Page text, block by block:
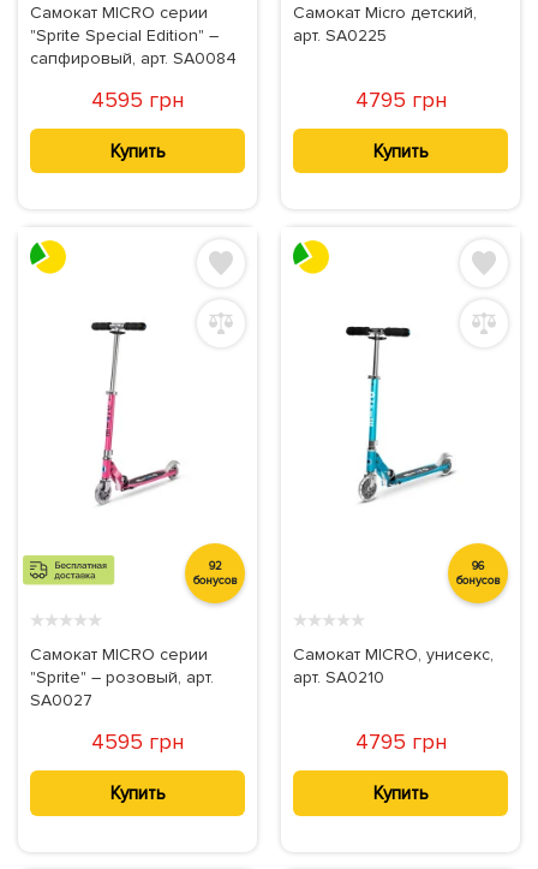
Самокат MICRO серии
"Sprite Special Edition" –
сапфировый, арт. SA0084
4595 грн
Купить
Самокат Micro детский,
арт. SA0225
4795 грн
Купить
92
бонусов
★★★★★
Самокат MICRO серии
"Sprite" – розовый, арт.
SA0027
4595 грн
Купить
96
бонусов
★★★★★
Самокат MICRO, унисекс,
арт. SA0210
4795 грн
Купить